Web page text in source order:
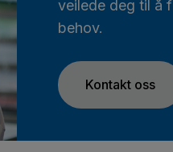
veilede deg til å
behov.
Kontakt oss